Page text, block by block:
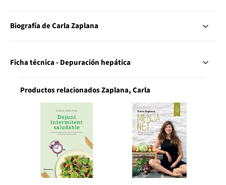
Biografía de Carla Zaplana
Ficha técnica - Depuración hepática
Productos relacionados Zaplana, Carla